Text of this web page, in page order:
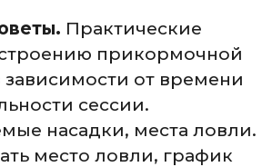
Практические
прикормочной
от времени
сессии.
насадки, места ловли.
место ловли, график